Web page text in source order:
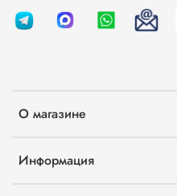
О магазине
Информация